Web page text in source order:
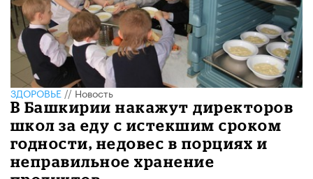
ЗДОРОВЬЕ//Новость
В Башкирии накажут директоров
школ за еду с истекшим сроком
годности, недовес в порциях и
неправильное хранение